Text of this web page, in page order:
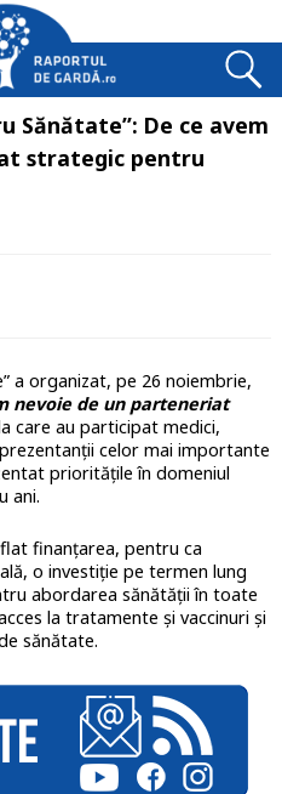
Sănătate”: De ce avem
strategic pentru
a organizat, pe 26 noiembrie,
nevoie de un parteneriat
care au participat medici,
celor mai importante
prioritățile în domeniul
ani.
finanțarea, pentru ca
o investiție pe termen lung
abordarea sănătății în toate
la tratamente și vaccinuri și
sănătate.